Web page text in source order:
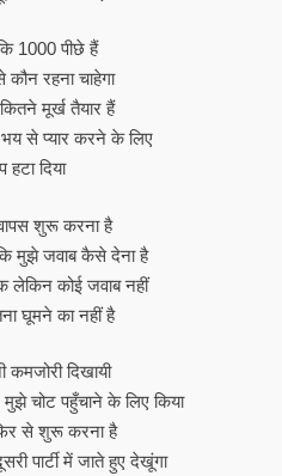
1000 पीछे हैं
रहना चाहेगा
मूर्ख तैयार हैं
से प्यार करने के लिए
दिया
शुरू करना है
मुझे जवाब कैसे देना है
लेकिन कोई जवाब नहीं
घूमने का नहीं है
कमजोरी दिखायी
चोट पहुँचाने के लिए किया
से शुरू करना है
पार्टी में जाते हुए देखूंगा